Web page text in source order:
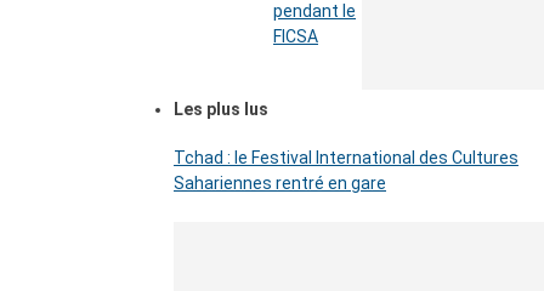
pendant le
FICSA
Les plus lus
Tchad : le Festival International des Cultures
Sahariennes rentré en gare